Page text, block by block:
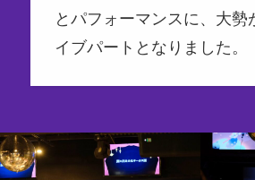
とパフォーマンスに、大勢
イブパートとなりました。